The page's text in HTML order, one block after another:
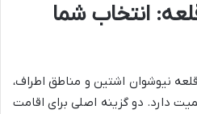
انتخاب شما
نیوشوان اشتین و مناطق اطراف،
دارد. دو گزینه اصلی برای اقامت